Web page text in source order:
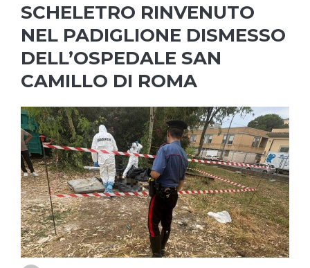
SCHELETRO RINVENUTO
NEL PADIGLIONE DISMESSO
DELL’OSPEDALE SAN
CAMILLO DI ROMA